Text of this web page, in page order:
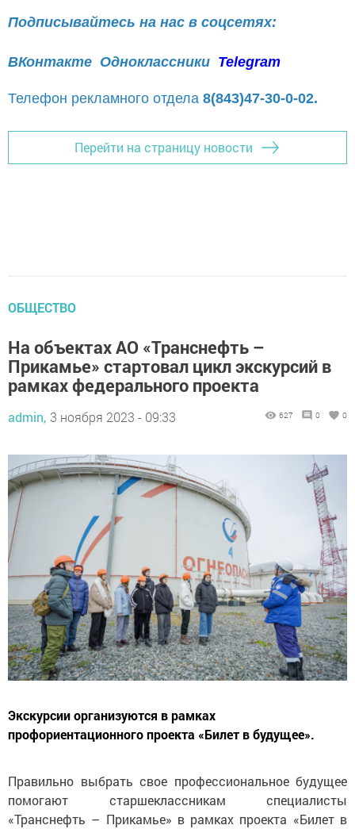
Подписывайтесь на нас в соцсетях:
ВКонтакте Одноклассники Telegram
Телефон рекламного отдела 8(843)47-30-0-02.
Перейти на страницу новости
ОБЩЕСТВО
На объектах АО «Транснефть –
Прикамье» стартовал цикл экскурсий в
рамках федерального проекта
admin, 3 ноября 2023 - 09:33 627 0 0
Экскурсии организуются в рамках
профориентационного проекта «Билет в будущее».
Правильно выбрать свое профессиональное будущее
помогают старшеклассникам специалисты
«Транснефть – Прикамье» в рамках проекта «Билет в